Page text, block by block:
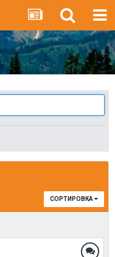
СОРТИРОВКА